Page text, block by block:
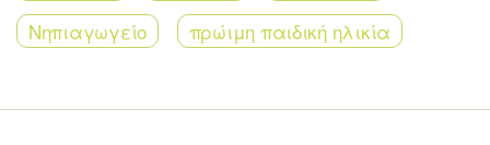
Νηπιαγωγείο
πρώιμη παιδική ηλικία